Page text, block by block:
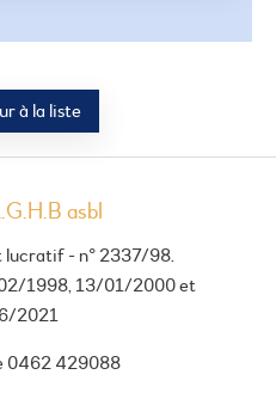
à la liste
asbl
lucratif - n° 2337/98.
1998, 13/01/2000 et
2021
0462 429088